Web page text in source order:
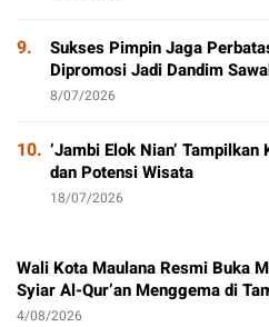
9.
Sukses Pimpin Jaga
Dipromosi Jadi Dandim
8/07/2026
10. ‘Jambi Elok Nian’
dan Potensi Wisata
18/07/2026
Wali Kota Maulana Resmi Buka
Syiar Al-Qur’an Menggema di
4/08/2026